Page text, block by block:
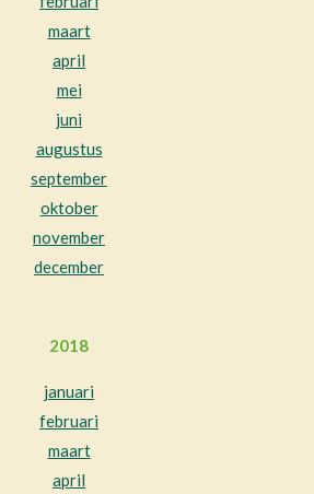
maart
april
mei
juni
augustus
september
oktober
november
december
2018
januari
februari
maart
april